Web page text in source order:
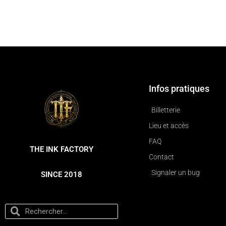
THE INK FACTORY
SINCE 2018
Infos pratiques
Billetterie
Lieu et accès
FAQ
Contact
Signaler un bug